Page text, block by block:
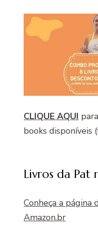
CLIQUE AQUI
books disponíveis
Livros da Pat
Conheça a página
Amazon.br